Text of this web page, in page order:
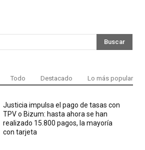
Buscar
Todo Destacado Lo más popular
Justicia impulsa el pago de tasas con
TPV o Bizum: hasta ahora se han
realizado 15.800 pagos, la mayoría
con tarjeta